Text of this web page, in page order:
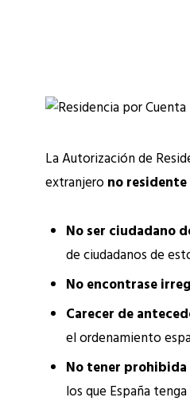
La Autorización de
extranjero no residente
No ser ciudadano
de ciudadanos de
No encontrase
Carecer de
el ordenamiento
No tener prohibida
los que España